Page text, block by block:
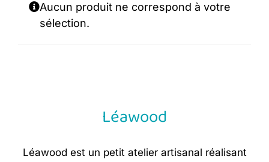
Aucun produit ne correspond à votre
sélection.
Léawood
Léawood est un petit atelier artisanal réalisant